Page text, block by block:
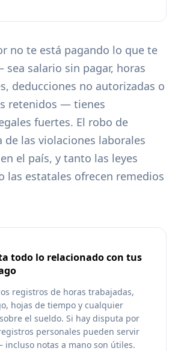
no te está pagando lo que te
salario sin pagar, horas
deducciones no autorizadas o
retenidos — tienes
fuertes. El robo de
de las violaciones laborales
el país, y tanto las leyes
las estatales ofrecen remedios
todo lo relacionado con tus
registros de horas trabajadas,
hojas de tiempo y cualquier
el sueldo. Si hay disputa por
personales pueden servir
notas a mano son útiles.